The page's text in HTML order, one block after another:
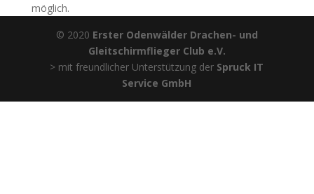
möglich.
© 2020 Erster Odenwälder Drachen- und
Gleitschirmflieger Club e.V.
> mit freundlicher Unterstützung der Spruck IT
Service GmbH